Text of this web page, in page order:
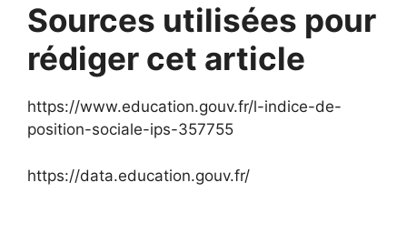
Sources utilisées pour
rédiger cet article
https://www.education.gouv.fr/l-indice-de-
position-sociale-ips-357755
https://data.education.gouv.fr/